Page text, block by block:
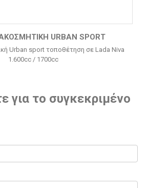
URBAN SPORT
Urban sport τοποθέτηση σε Lada Niva
1.600cc / 1700cc
για το συγκεκριμένο